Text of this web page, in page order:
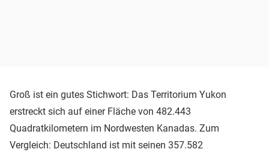
Groß ist ein gutes Stichwort: Das Territorium Yukon
erstreckt sich auf einer Fläche von 482.443
Quadratkilometern im Nordwesten Kanadas. Zum
Vergleich: Deutschland ist mit seinen 357.582